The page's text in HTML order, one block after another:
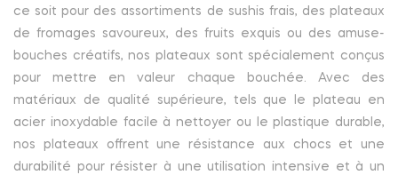
ce soit pour des assortiments de sushis frais, des plateaux
de fromages savoureux, des fruits exquis ou des amuse-
bouches créatifs, nos plateaux sont spécialement conçus
pour mettre en valeur chaque bouchée. Avec des
matériaux de qualité supérieure, tels que le plateau en
acier inoxydable facile à nettoyer ou le plastique durable,
nos plateaux offrent une résistance aux chocs et une
durabilité pour résister à une utilisation intensive et à un